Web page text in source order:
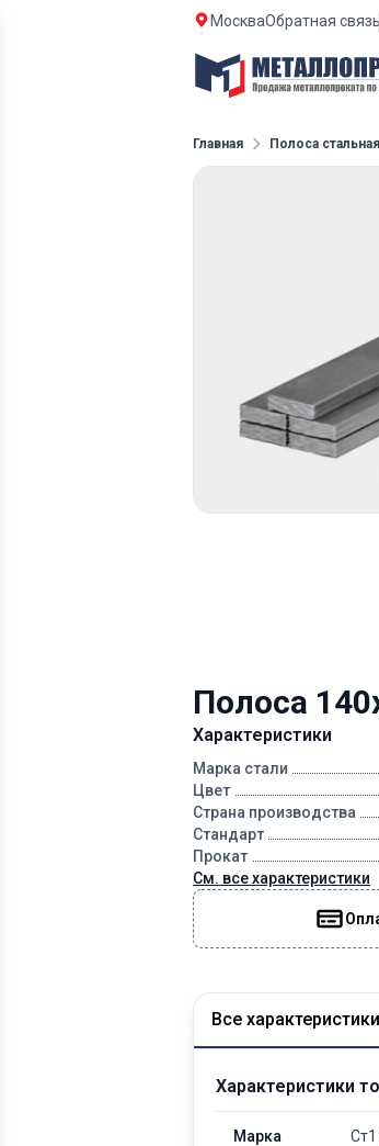
МоскваОбратная связь
Главная Полоса стальная
Полоса
Характеристики
Марка стали
Цвет
Страна производства
Стандарт
Прокат
См. все характеристики
Все характеристики
Характеристики
Марка
Ст1